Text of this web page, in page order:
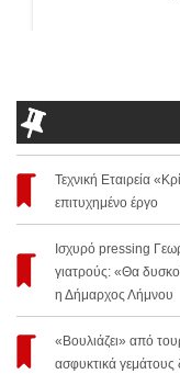
Τεχνική Εταιρεία
επιτυχημένο έργο
Ισχυρό pressing
γιατρούς: «Θα
η Δήμαρχος Λήμνου
«Βουλιάζει» από
ασφυκτικά